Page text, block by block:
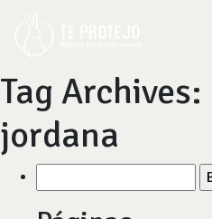
Tag Archives:
jordana
por: